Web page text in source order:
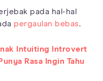
pada hal-hal
pergaulan bebas.
Intuiting Introvert
Rasa Ingin Tahu